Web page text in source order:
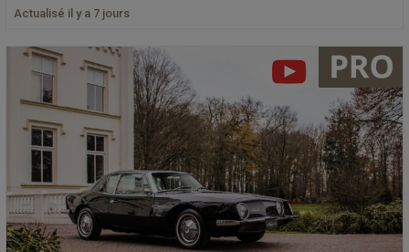
Actualisé il y a 7 jours